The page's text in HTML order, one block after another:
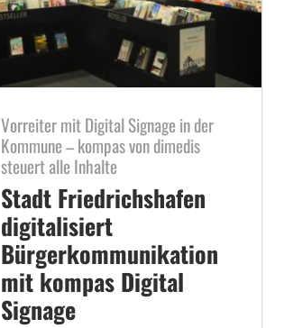
Vorreiter mit Digital Signage in der
Kommune – kompas von dimedis
steuert alle Inhalte
Stadt Friedrichshafen
digitalisiert
Bürgerkommunikation
mit kompas Digital
Signage